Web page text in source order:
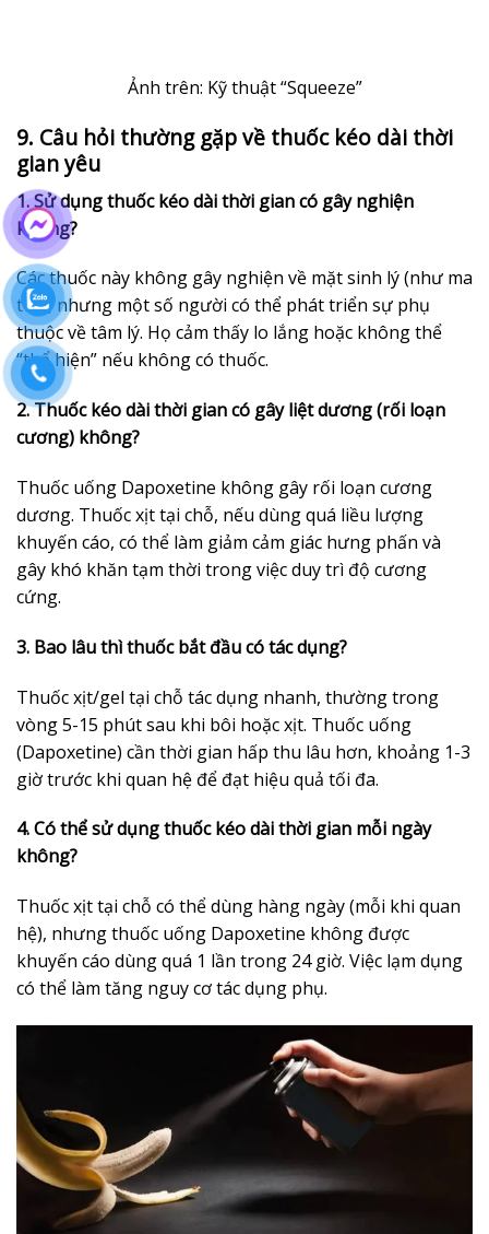
Ảnh trên: Kỹ thuật “Squeeze”
9. Câu hỏi thường gặp về thuốc kéo dài thời
gian yêu
1. Sử dụng thuốc kéo dài thời gian có gây nghiện
không?
Các thuốc này không gây nghiện về mặt sinh lý (như ma
túy), nhưng một số người có thể phát triển sự phụ
thuộc về tâm lý. Họ cảm thấy lo lắng hoặc không thể
“thể hiện” nếu không có thuốc.
2. Thuốc kéo dài thời gian có gây liệt dương (rối loạn
cương) không?
Thuốc uống Dapoxetine không gây rối loạn cương
dương. Thuốc xịt tại chỗ, nếu dùng quá liều lượng
khuyến cáo, có thể làm giảm cảm giác hưng phấn và
gây khó khăn tạm thời trong việc duy trì độ cương
cứng.
3. Bao lâu thì thuốc bắt đầu có tác dụng?
Thuốc xịt/gel tại chỗ tác dụng nhanh, thường trong
vòng 5-15 phút sau khi bôi hoặc xịt. Thuốc uống
(Dapoxetine) cần thời gian hấp thu lâu hơn, khoảng 1-3
giờ trước khi quan hệ để đạt hiệu quả tối đa.
4. Có thể sử dụng thuốc kéo dài thời gian mỗi ngày
không?
Thuốc xịt tại chỗ có thể dùng hàng ngày (mỗi khi quan
hệ), nhưng thuốc uống Dapoxetine không được
khuyến cáo dùng quá 1 lần trong 24 giờ. Việc lạm dụng
có thể làm tăng nguy cơ tác dụng phụ.